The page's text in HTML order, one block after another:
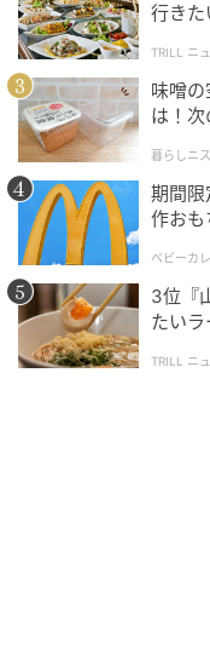
スチール製のワイ
ンと張られていま
になります。
爽やかなチェック
た、遊び心のある可
行きた
TRILL ニ
味噌
は！
暮らしニ
期間
作お
ベビーカ
3位『
たい
る」
TRILL ニ